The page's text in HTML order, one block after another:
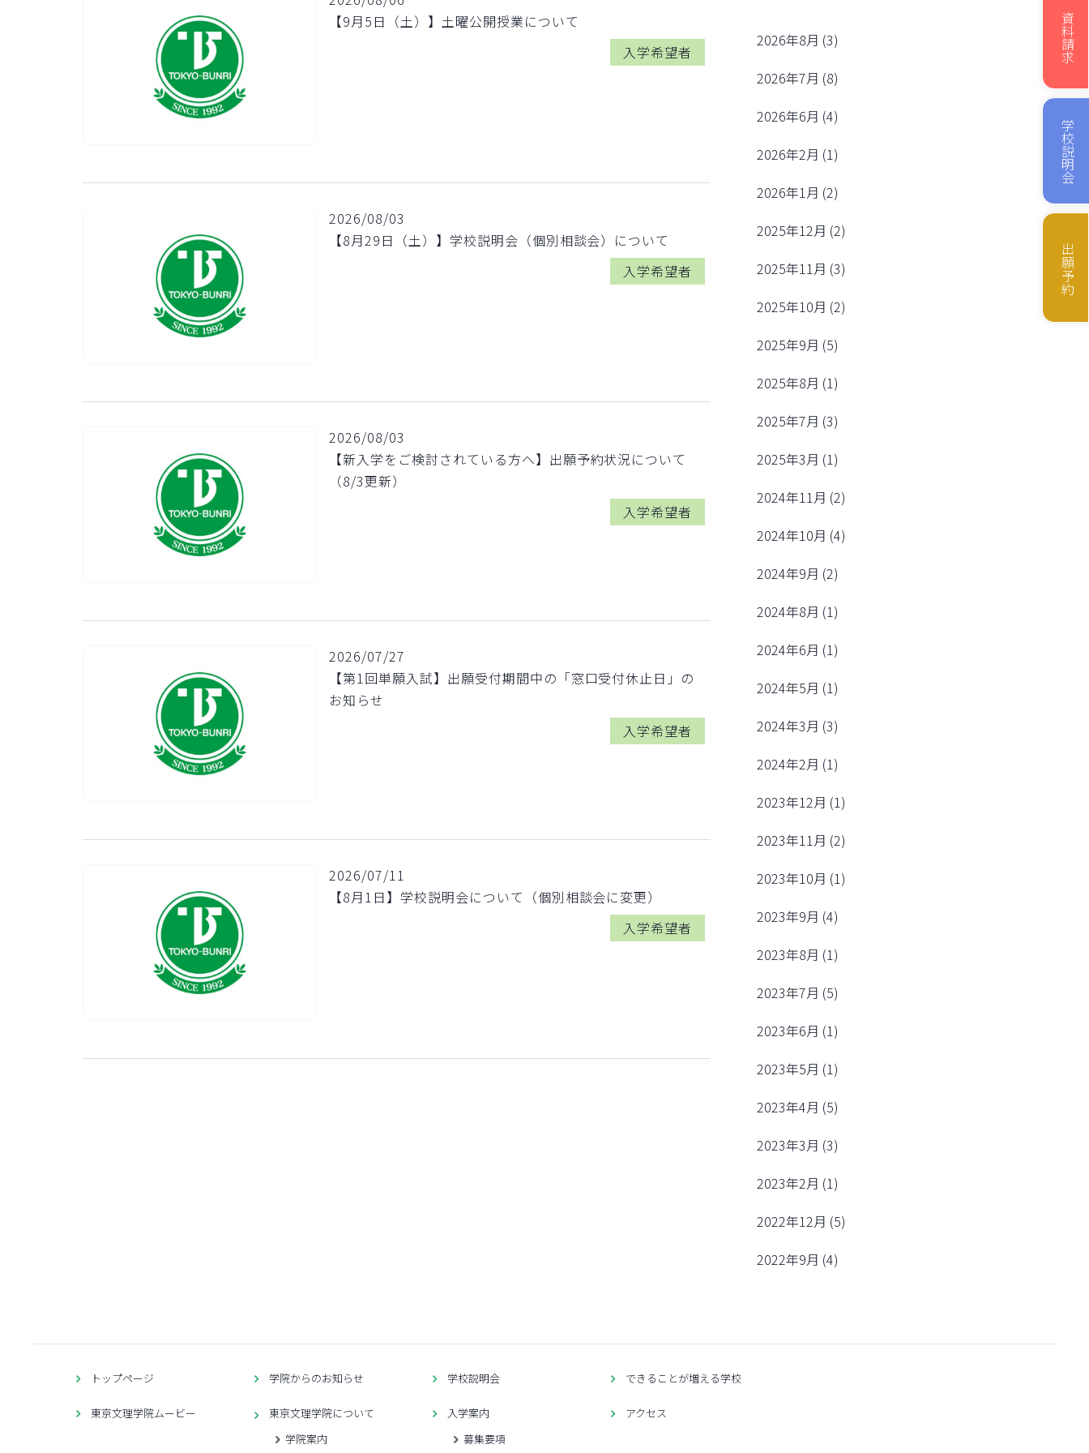
資料請求
学校説明会
出願予約
【9月5日（土）】土曜公開授業について
入学希望者
2026/08/03
【8月29日（土）】学校説明会（個別相談会）について
入学希望者
2026/08/03
【新入学をご検討されている方へ】出願予約状況について
（8/3更新）
入学希望者
2026/07/27
【第1回単願入試】出願受付期間中の「窓口受付休止日」の
お知らせ
入学希望者
2026/07/11
【8月1日】学校説明会について（個別相談会に変更）
入学希望者
2026年8月 (3)
2026年7月 (8)
2026年6月 (4)
2026年2月 (1)
2026年1月 (2)
2025年12月 (2)
2025年11月 (3)
2025年10月 (2)
2025年9月 (5)
2025年8月 (1)
2025年7月 (3)
2025年3月 (1)
2024年11月 (2)
2024年10月 (4)
2024年9月 (2)
2024年8月 (1)
2024年6月 (1)
2024年5月 (1)
2024年3月 (3)
2024年2月 (1)
2023年12月 (1)
2023年11月 (2)
2023年10月 (1)
2023年9月 (4)
2023年8月 (1)
2023年7月 (5)
2023年6月 (1)
2023年5月 (1)
2023年4月 (5)
2023年3月 (3)
2023年2月 (1)
2022年12月 (5)
2022年9月 (4)
トップページ 学院からのお知らせ 学校説明会 できることが増える学校
東京文理学院ムービー
東京文理学院について
学院案内
入学案内
募集要項
アクセス